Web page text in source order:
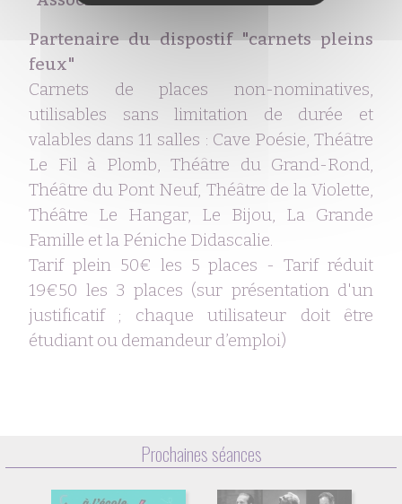
Prochaines séances
Partenaire du dispostif "carnets pleins
feux"
Carnets de places non-nominatives,
utilisables sans limitation de durée et
valables dans 11 salles : Cave Poésie, Théâtre
Le Fil à Plomb, Théâtre du Grand-Rond,
Théâtre du Pont Neuf, Théâtre de la Violette,
Théâtre Le Hangar, Le Bijou, La Grande
Famille et la Péniche Didascalie.
Tarif plein 50€ les 5 places - Tarif réduit
19€50 les 3 places (sur présentation d'un
justificatif ; chaque utilisateur doit être
étudiant ou demandeur d’emploi)